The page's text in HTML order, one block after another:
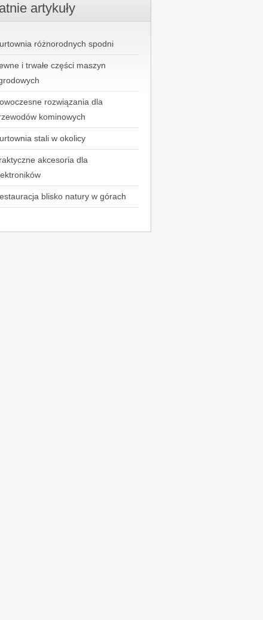
artykuły
różnorodnych spodni
i trwałe części maszyn
rozwiązania dla
kominowych
stali w okolicy
akcesoria dla
blisko natury w górach